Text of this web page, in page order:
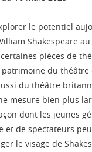
le potentiel
Shakespeare au
pièces de
du théâtre
du théâtre
mesure bien plus
dont les jeunes
et de spectateurs
le visage de